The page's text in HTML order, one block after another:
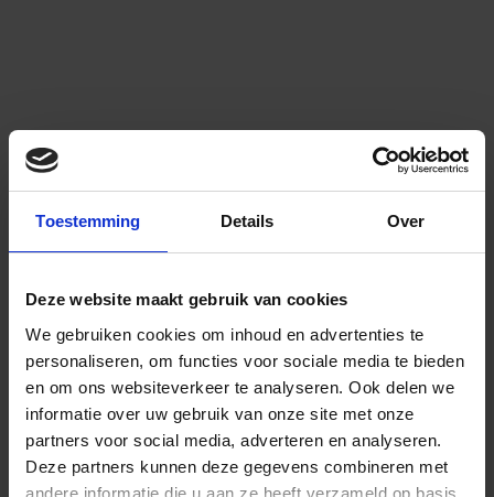
Toestemming Details Over
Deze website maakt gebruik van cookies
We gebruiken cookies om inhoud en advertenties te
personaliseren, om functies voor sociale media te bieden
en om ons websiteverkeer te analyseren. Ook delen we
informatie over uw gebruik van onze site met onze
partners voor social media, adverteren en analyseren.
Deze partners kunnen deze gegevens combineren met
andere informatie die u aan ze heeft verzameld op basis